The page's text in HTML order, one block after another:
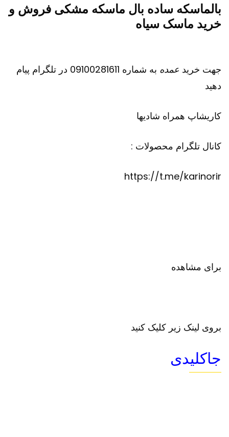
بالماسکه ساده بال ماسکه مشکی فروش و
خرید ماسک سیاه
جهت خرید عمده
به شماره 09100281611 در تلگرام پیام
دهید
کاریشاپ همراه شادیها
کانال تلگرام محصولات :
https://t.me/karinorir
برای مشاهده
بروی لینک زیر کلیک کنید
جاکلیدی